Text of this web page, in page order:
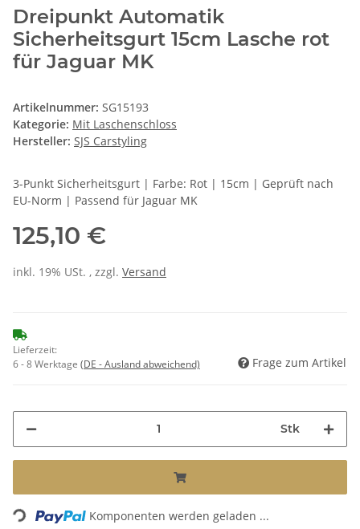
Dreipunkt Automatik
Sicherheitsgurt 15cm Lasche rot
für Jaguar MK
Artikelnummer: SG15193
Kategorie: Mit Laschenschloss
Hersteller: SJS Carstyling
3-Punkt Sicherheitsgurt | Farbe: Rot | 15cm | Geprüft nach
EU-Norm | Passend für Jaguar MK
125,10 €
inkl. 19% USt. , zzgl. Versand
Lieferzeit:
6 - 8 Werktage (DE - Ausland abweichend) Frage zum Artikel
Stk
Loading... Komponenten werden geladen ...